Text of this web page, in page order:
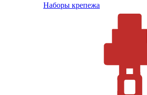
Наборы крепежа